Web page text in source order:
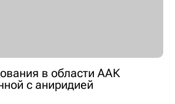
в области ААК
с аниридией